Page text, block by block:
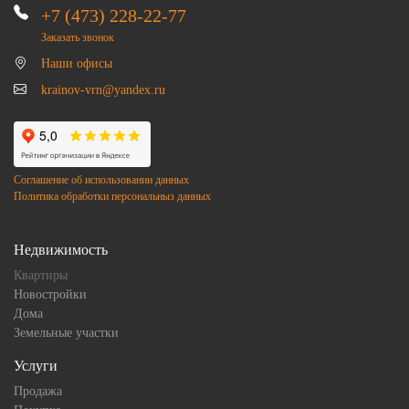
+7 (473) 228-22-77
Заказать звонок
Наши офисы
krainov-vrn@yandex.ru
Соглашение об использовании данных
Политика обработки персональныз данных
Недвижимость
Квартиры
Новостройки
Дома
Земельные участки
Услуги
Продажа